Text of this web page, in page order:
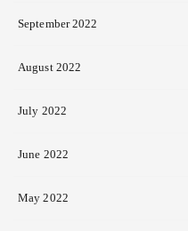
September 2022
August 2022
July 2022
June 2022
May 2022